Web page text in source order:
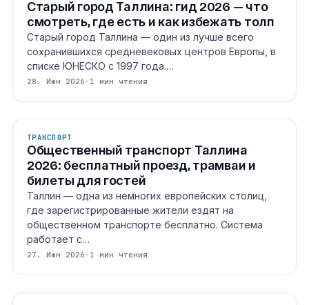
Старый город Таллина: гид 2026 — что
смотреть, где есть и как избежать толп
Старый город Таллина — один из лучше всего
сохранившихся средневековых центров Европы, в
списке ЮНЕСКО с 1997 года.…
28. Июн 2026 · 1 мин чтения
ТРАНСПОРТ
Общественный транспорт Таллина
2026: бесплатный проезд, трамваи и
билеты для гостей
Таллин — одна из немногих европейских столиц,
где зарегистрированные жители ездят на
общественном транспорте бесплатно. Система
работает с…
27. Июн 2026 · 1 мин чтения